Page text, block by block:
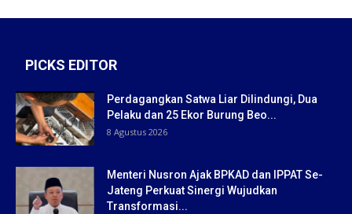
PICKS EDITOR
Perdagangkan Satwa Liar Dilindungi, Dua
Pelaku dan 25 Ekor Burung Beo...
8 Agustus 2026
Menteri Nusron Ajak BPKAD dan IPPAT Se-
Jateng Perkuat Sinergi Wujudkan
Transformasi...